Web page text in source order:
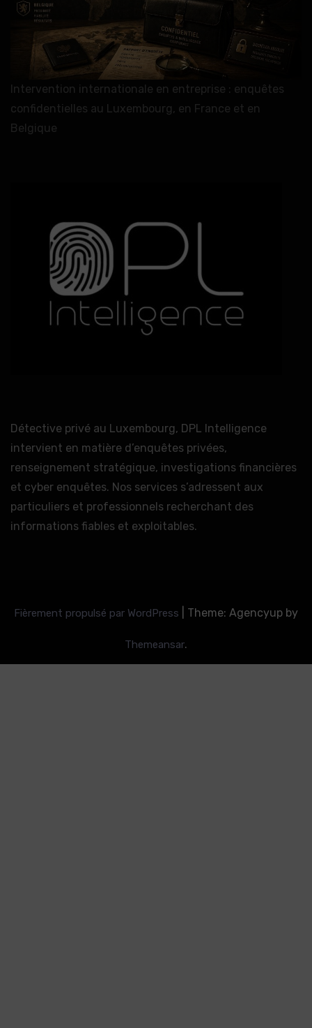
Intervention internationale en entreprise : enquêtes
confidentielles au Luxembourg, en France et en
Belgique
Détective privé au Luxembourg, DPL Intelligence
intervient en matière d’enquêtes privées,
renseignement stratégique, investigations financières
et cyber enquêtes. Nos services s’adressent aux
particuliers et professionnels recherchant des
informations fiables et exploitables.
Fièrement propulsé par WordPress Theme: Agencyup by
Themeansar.